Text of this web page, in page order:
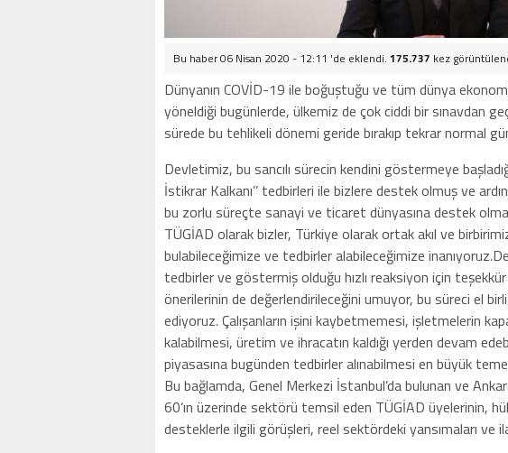
Bu haber 06 Nisan 2020 - 12:11 'de eklendi. 175.737 kez
Dünyanın COVİD-19 ile boğuştuğu ve tüm dünya
yöneldiği bugünlerde, ülkemiz de çok ciddi bir sınavdan
sürede bu tehlikeli dönemi geride bırakıp tekrar normal
Devletimiz, bu sancılı sürecin kendini göstermeye
İstikrar Kalkanı’’ tedbirleri ile bizlere destek olmuş ve
bu zorlu süreçte sanayi ve ticaret dünyasına destek
TÜGİAD olarak bizler, Türkiye olarak ortak akıl ve
bulabileceğimize ve tedbirler alabileceğimize
tedbirler ve göstermiş olduğu hızlı reaksiyon için
önerilerinin de değerlendirileceğini umuyor, bu süreci el
ediyoruz. Çalışanların işini kaybetmemesi, işletmelerin
kalabilmesi, üretim ve ihracatın kaldığı yerden devam
piyasasına bugünden tedbirler alınabilmesi en büyük
Bu bağlamda, Genel Merkezi İstanbul’da bulunan ve
60’ın üzerinde sektörü temsil eden TÜGİAD üyelerinin,
desteklerle ilgili görüşleri, reel sektördeki yansımaları ve